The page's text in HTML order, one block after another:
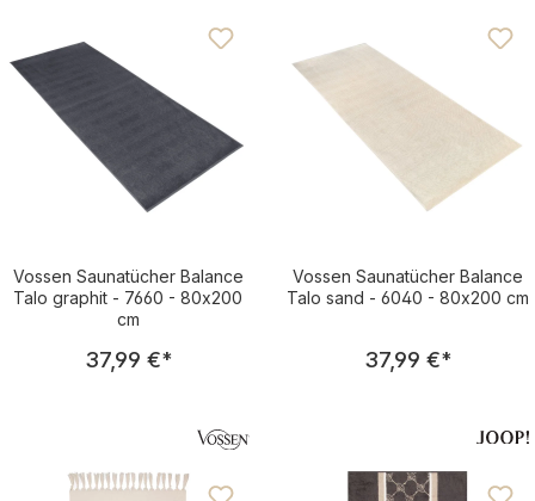
Vossen Saunatücher Balance
Talo graphit - 7660 - 80x200
cm
Regulärer Preis:
37,99 €*
Vossen Saunatücher Balance
Talo sand - 6040 - 80x200 cm
Regulärer
37,99 €*